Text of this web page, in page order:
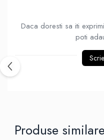
Daca doresti sa iti
poti
Produse similare